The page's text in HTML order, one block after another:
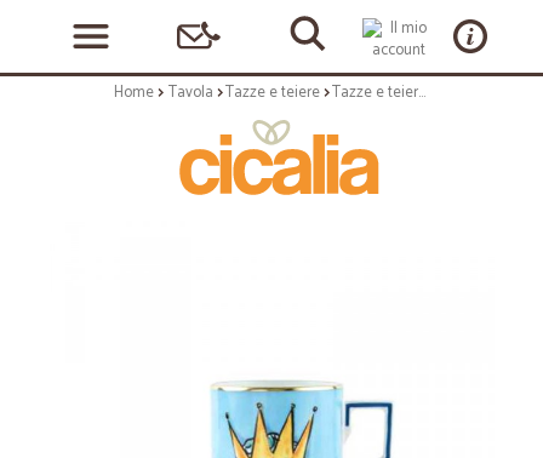
Home Tavola Tazze e teiere Tazze e teiere: Viaggio di nettuno tazza mug